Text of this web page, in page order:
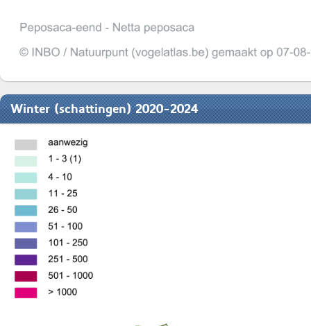
Winter (schattingen) 2020-2024